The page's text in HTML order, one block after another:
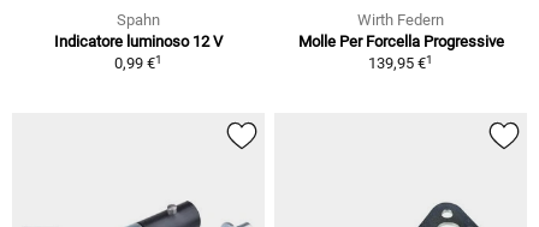
Spahn
Indicatore luminoso 12 V
0,99 €1
Wirth Federn
Molle Per Forcella Progressive
139,95 €1